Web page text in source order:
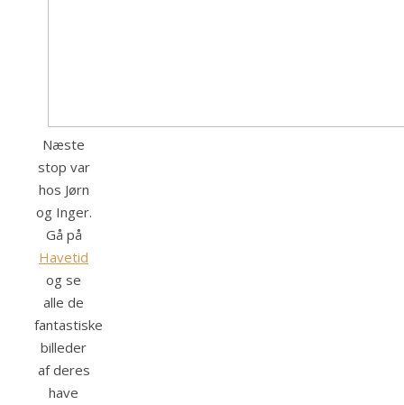
Næste
stop var
hos Jørn
og Inger.
Gå på
Havetid
og se
alle de
fantastiske
billeder
af deres
have